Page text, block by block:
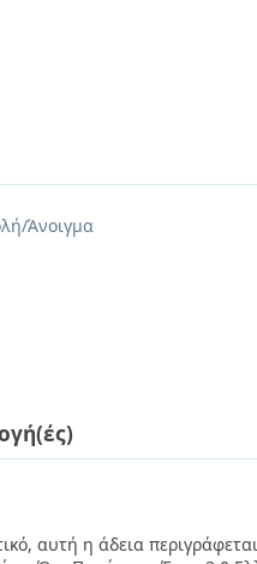
Άνοιγμα
αυτή η άδεια